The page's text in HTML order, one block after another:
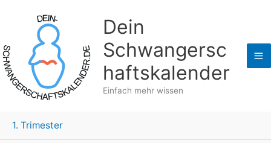
springen
Dein
Schwangersc
haftskalender
Einfach mehr wissen
1. Trimester